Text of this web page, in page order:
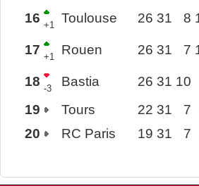
16 +1 Toulouse 26 31 8
17 +1 Rouen 26 31 7
18 -3 Bastia 26 31 10
19
Tours 22 31 7
20
RC Paris 19 31 7